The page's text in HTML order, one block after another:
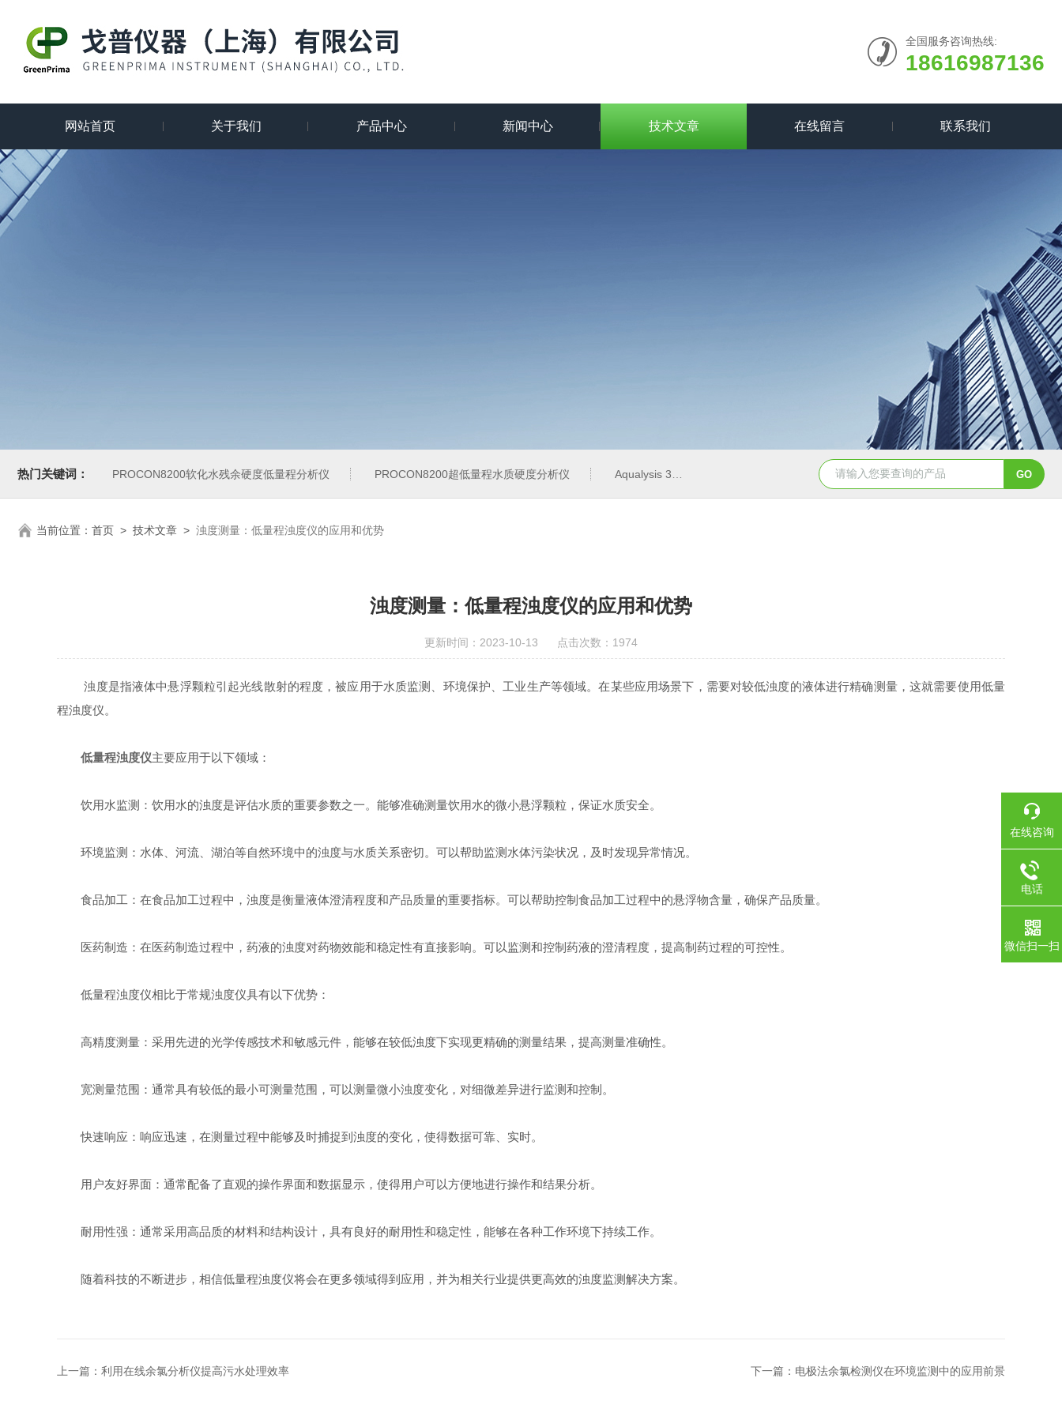
全国服务咨询热线:
18616987136
网站首页 关于我们 产品中心 新闻中心 技术文章 在线留言 联系我们
热门关键词： PROCON8200软化水残余硬度低量程分析仪 PROCON8200超低量程水质硬度分析仪 Aqualysis 300饮用水管网在线余氯总氯分析仪 Aqualysis 300自来水消毒检测余氯/
当前位置： 首页 > 技术文章 > 浊度测量：低量程浊度仪的应用和优势
浊度测量：低量程浊度仪的应用和优势
更新时间：2023-10-13 点击次数：1974
浊度是指液体中悬浮颗粒引起光线散射的程度，被应用于水质监测、环境保护、工业生产等领域。在某些应用场景下，需要对较低浊度的液体进行精确测量，这就需要使用低量
程浊度仪。
低量程浊度仪主要应用于以下领域：
饮用水监测：饮用水的浊度是评估水质的重要参数之一。能够准确测量饮用水的微小悬浮颗粒，保证水质安全。
环境监测：水体、河流、湖泊等自然环境中的浊度与水质关系密切。可以帮助监测水体污染状况，及时发现异常情况。
食品加工：在食品加工过程中，浊度是衡量液体澄清程度和产品质量的重要指标。可以帮助控制食品加工过程中的悬浮物含量，确保产品质量。
医药制造：在医药制造过程中，药液的浊度对药物效能和稳定性有直接影响。可以监测和控制药液的澄清程度，提高制药过程的可控性。
低量程浊度仪相比于常规浊度仪具有以下优势：
高精度测量：采用先进的光学传感技术和敏感元件，能够在较低浊度下实现更精确的测量结果，提高测量准确性。
宽测量范围：通常具有较低的最小可测量范围，可以测量微小浊度变化，对细微差异进行监测和控制。
快速响应：响应迅速，在测量过程中能够及时捕捉到浊度的变化，使得数据可靠、实时。
用户友好界面：通常配备了直观的操作界面和数据显示，使得用户可以方便地进行操作和结果分析。
耐用性强：通常采用高品质的材料和结构设计，具有良好的耐用性和稳定性，能够在各种工作环境下持续工作。
随着科技的不断进步，相信低量程浊度仪将会在更多领域得到应用，并为相关行业提供更高效的浊度监测解决方案。
上一篇： 利用在线余氯分析仪提高污水处理效率 下一篇： 电极法余氯检测仪在环境监测中的应用前景
在线咨询
电话
微信扫一扫